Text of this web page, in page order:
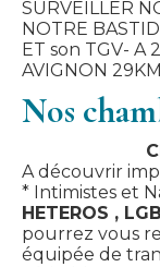
SURVEILLER
NOTRE
ET son TGV- A
AVIGNON
Nos
A découvrir
* Intimistes et
HETEROS ,
pourrez vous
équipée de